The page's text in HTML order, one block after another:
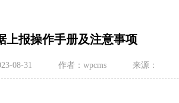
上报操作手册及注意事项
08-31 作者： wpcms 来源：